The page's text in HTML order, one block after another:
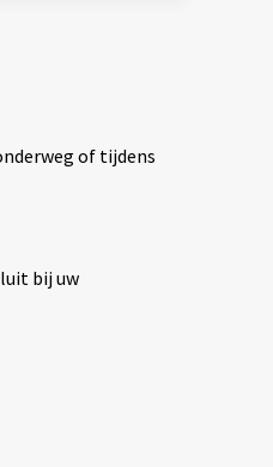
of tijdens
bij uw